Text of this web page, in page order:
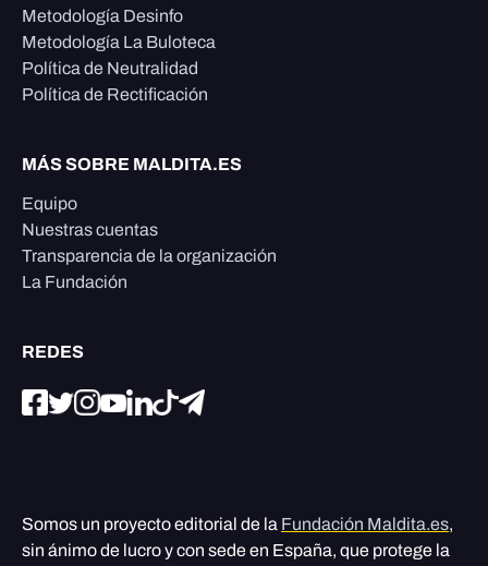
Metodología Desinfo
Metodología La Buloteca
Política de Neutralidad
Política de Rectificación
MÁS SOBRE MALDITA.ES
Equipo
Nuestras cuentas
Transparencia de la organización
La Fundación
REDES
Somos un proyecto editorial de la Fundación Maldita.es,
sin ánimo de lucro y con sede en España, que protege la